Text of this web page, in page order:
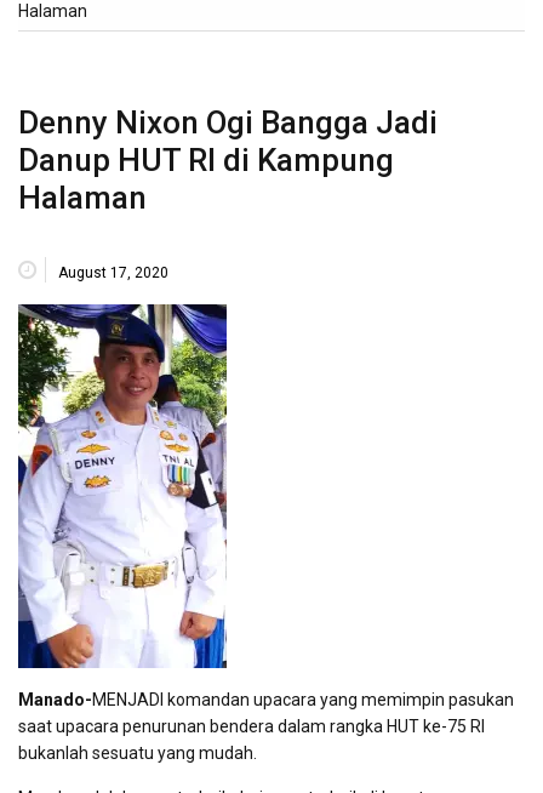
Halaman
Denny Nixon Ogi Bangga Jadi
Danup HUT RI di Kampung
Halaman
August 17, 2020
Manado-MENJADI komandan upacara yang memimpin pasukan
saat upacara penurunan bendera dalam rangka HUT ke-75 RI
bukanlah sesuatu yang mudah.